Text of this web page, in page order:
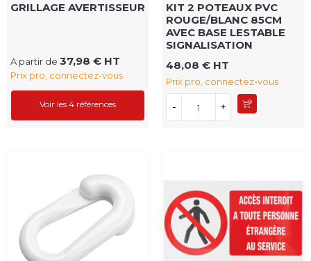
GRILLAGE AVERTISSEUR
A partir de 37,98 € HT
Prix pro, connectez-vous
Voir les 4 références
KIT 2 POTEAUX PVC
ROUGE/BLANC 85CM
AVEC BASE LESTABLE
SIGNALISATION
48,08 € HT
Prix pro, connectez-vous
- +